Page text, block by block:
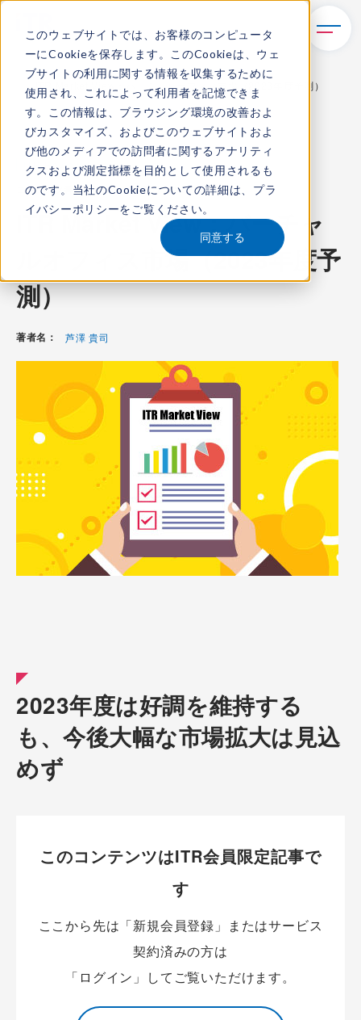
このウェブサイトでは、お客様のコンピュータ
ーにCookieを保存します。このCookieは、ウェ
ブサイトの利用に関する情報を収集するために
使用され、これによって利用者を記憶できま
す。この情報は、ブラウジング環境の改善およ
びカスタマイズ、およびこのウェブサイトおよ
び他のメディアでの訪問者に関するアナリティ
クスおよび測定指標を目的として使用されるも
のです。当社のCookieについての詳細は、 プラ
イバシーポリシーをご覧ください。
同意する
TOP
レポート・ライブラリ
ITR Market View：バーチャルオフィス市場（2023年度予測）
ITR Review
コンテンツ番号：R-22402V発刊日：2024年2月20日
ITR Market View：バーチャ
ルオフィス市場（2023年度予
測）
著者名： 芦澤 貴司
2023年度は好調を維持する
も、今後大幅な市場拡大は見込
めず
このコンテンツはITR会員限定記事で
す
ここから先は「新規会員登録」またはサービス
契約済みの方は
「ログイン」してご覧いただけます。